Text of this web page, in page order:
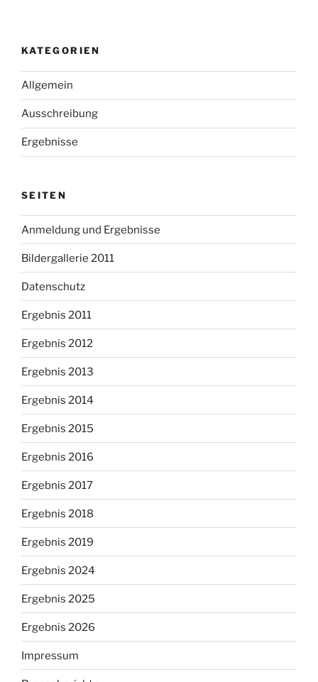
KATEGORIEN
Allgemein
Ausschreibung
Ergebnisse
SEITEN
Anmeldung und Ergebnisse
Bildergallerie 2011
Datenschutz
Ergebnis 2011
Ergebnis 2012
Ergebnis 2013
Ergebnis 2014
Ergebnis 2015
Ergebnis 2016
Ergebnis 2017
Ergebnis 2018
Ergebnis 2019
Ergebnis 2024
Ergebnis 2025
Ergebnis 2026
Impressum